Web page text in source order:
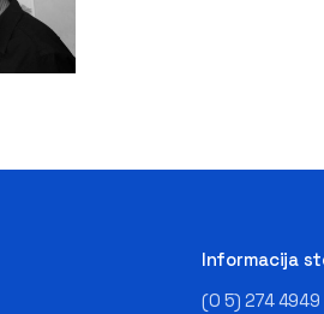
Informacija
(0 5) 274 4949